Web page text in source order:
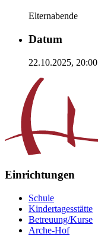
Elternabende
Datum
22.10.2025, 20:00
Einrichtungen
Schule
Kindertagesstätte
Betreuung/Kurse
Arche-Hof